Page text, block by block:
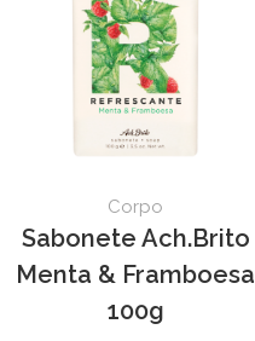
Corpo
Sabonete Ach.Brito
Menta & Framboesa
100g